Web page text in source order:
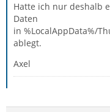
Hatte ich nur deshalb
Daten
in %LocalAppData%/
ablegt.
Axel